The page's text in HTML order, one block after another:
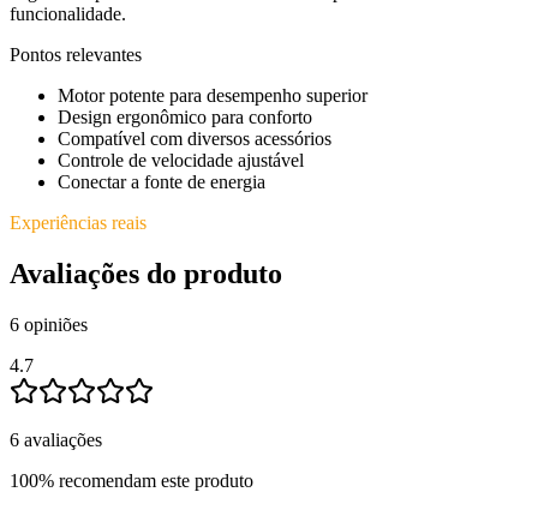
funcionalidade.
Pontos relevantes
Motor potente para desempenho superior
Design ergonômico para conforto
Compatível com diversos acessórios
Controle de velocidade ajustável
Conectar a fonte de energia
Experiências reais
Avaliações do produto
6 opiniões
4.7
6 avaliações
100% recomendam este produto